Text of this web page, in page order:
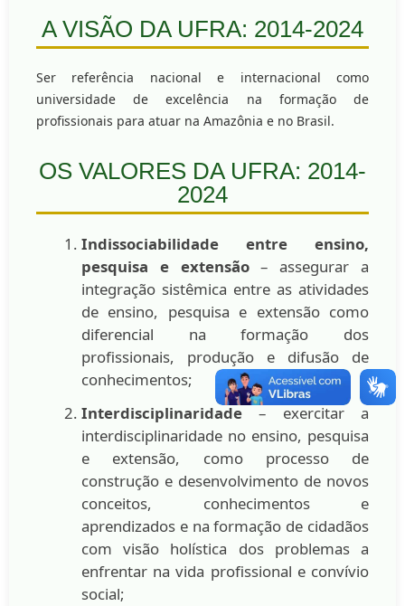
A VISÃO DA UFRA: 2014-2024
Ser referência nacional e internacional como
universidade de excelência na formação de
profissionais para atuar na Amazônia e no Brasil.
OS VALORES DA UFRA: 2014-
2024
Indissociabilidade entre ensino,
pesquisa e extensão– assegurar a
integração sistêmica entre as atividades
de ensino, pesquisa e extensão como
diferencial na formação dos
profissionais, produção e difusão de
conhecimentos;
Interdisciplinaridade – exercitar a
interdisciplinaridade no ensino, pesquisa
e extensão, como processo de
construção e desenvolvimento de novos
conceitos, conhecimentos e
aprendizados e na formação de cidadãos
com visão holística dos problemas a
enfrentar na vida profissional e convívio
social;